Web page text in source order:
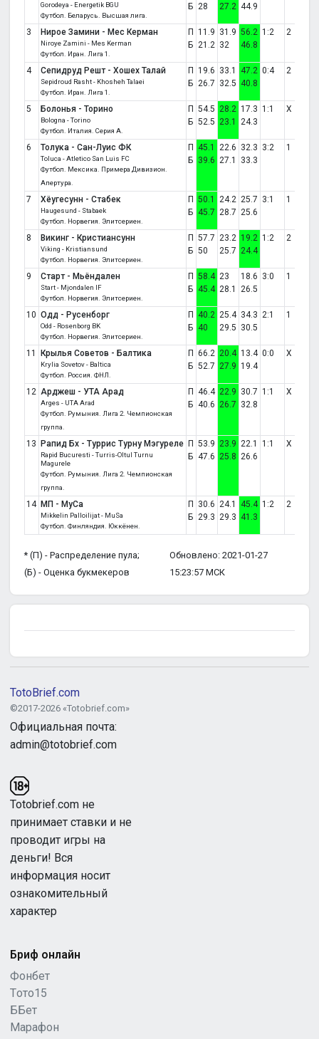
Gorodeya - Energetik BGU
Футбол. Беларусь. Высшая лига.
Б 28
27.2 44.9
3 Нирое Замини - Мес Керман
Niroye Zamini - Mes Kerman
Футбол. Иран. Лига 1.
П
Б
11.9
21.2
31.9
32
56.2
46.8
1:2 2
4 Сепидруд Решт - Хошех Талай
Sepidroud Rasht - Khosheh Talaei
Футбол. Иран. Лига 1.
П
Б
19.6
26.7
33.1
32.5
47.2
40.8
0:4 2
5 Болонья - Торино
Bologna - Torino
Футбол. Италия. Серия A.
П
Б
54.5
52.5
28.2
23.1
17.3
24.3
1:1 X
6 Толука - Сан-Луис ФК
Toluca - Atletico San Luis FC
Футбол. Мексика. Примера Дивизион.
Апертура.
П
Б
45.1
39.6
22.6
27.1
32.3
33.3
3:2 1
7 Хёугесунн - Стабек
Haugesund - Stabaek
Футбол. Норвегия. Элитсериен.
П
Б
50.1
45.7
24.2
28.7
25.7
25.6
3:1 1
8 Викинг - Кристиансунн
Viking - Kristiansund
Футбол. Норвегия. Элитсериен.
П
Б
57.7
50
23.2
25.7
19.2
24.4
1:2 2
9 Старт - Мьёндален
Start - Mjondalen IF
Футбол. Норвегия. Элитсериен.
П
Б
58.4
45.4
23
28.1
18.6
26.5
3:0 1
10 Одд - Русенборг
Odd - Rosenborg BK
Футбол. Норвегия. Элитсериен.
П
Б
40.2
40
25.4
29.5
34.3
30.5
2:1 1
11 Крылья Советов - Балтика
Krylia Sovetov - Baltica
Футбол. Россия. ФНЛ.
П
Б
66.2
52.7
20.4
27.9
13.4
19.4
0:0 X
12 Арджеш - УТА Арад
Arges - UTA Arad
Футбол. Румыния. Лига 2. Чемпионская
группа.
П
Б
46.4
40.6
22.9
26.7
30.7
32.8
1:1 X
13 Рапид Бх - Туррис Турну Мэгуреле
Rapid Bucuresti - Turris-Oltul Turnu
Magurele
Футбол. Румыния. Лига 2. Чемпионская
группа.
П
Б
53.9
47.6
23.9
25.8
22.1
26.6
1:1 X
14 МП - МуСа
Mikkelin Palloilijat - MuSa
Футбол. Финляндия. Юккёнен.
П
Б
30.6
29.3
24.1
29.3
45.4
41.3
1:2 2
* (П) - Распределение пула;
(Б) - Оценка букмекеров
Обновлено: 2021-01-27
15:23:57 МСК
TotoBrief.com
©2017-2026 «Totobrief.com»
Официальная почта:
admin@totobrief.com
Totobrief.com не
принимает ставки и не
проводит игры на
деньги! Вся
информация носит
ознакомительный
характер
Бриф онлайн
Фонбет
Tото15
ББет
Марафон